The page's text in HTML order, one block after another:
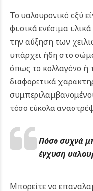
Το υαλουρονικό οξύ
φυσικά ενέσιμα
την αύξηση των
υπάρχει ήδη στο
όπως το κολλαγόνο ή
διαφορετικά
τόσο εύκολα
Πόσο συχνά
έγχυση
Μπορείτε να